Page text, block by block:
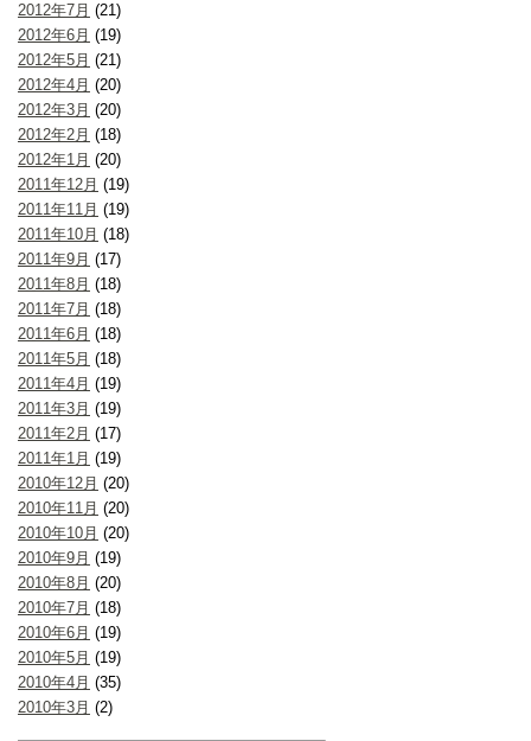
2012年7月 (21)
2012年6月 (19)
2012年5月 (21)
2012年4月 (20)
2012年3月 (20)
2012年2月 (18)
2012年1月 (20)
2011年12月 (19)
2011年11月 (19)
2011年10月 (18)
2011年9月 (17)
2011年8月 (18)
2011年7月 (18)
2011年6月 (18)
2011年5月 (18)
2011年4月 (19)
2011年3月 (19)
2011年2月 (17)
2011年1月 (19)
2010年12月 (20)
2010年11月 (20)
2010年10月 (20)
2010年9月 (19)
2010年8月 (20)
2010年7月 (18)
2010年6月 (19)
2010年5月 (19)
2010年4月 (35)
2010年3月 (2)